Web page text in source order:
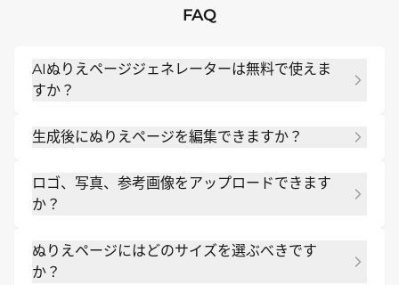
FAQ
AIぬりえページジェネレーターは無料で使えま
すか？
して開始し、さらにバージョンを作成する前に AI カ
生成後にぬりえページを編集できますか？
ことなく、アウトラインの太さ、主題の詳細、名前
バナー、ページ境界線、印刷可能な余白を調整でき
ロゴ、写真、参考画像をアップロードできます
か？
と、Mew Design は既存の素材と一貫性のあるぬり
えページを作成できます。
ぬりえページにはどのサイズを選ぶべきです
か？